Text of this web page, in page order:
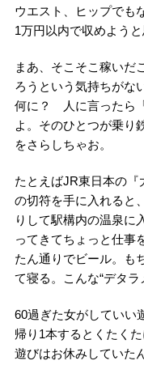
ウエスト、ヒップでも
1万円以内で収めようと
まあ、そこそこ稼いだ
ろうという気持ちがな
何に？ 人に言ったら
よ。そのひとつが乗り
をさらしちゃお。
たとえばJR東日本の『
の切符を手に入れると
りして駅構内の温泉に
ってきてちょっと仕事
たん通りでビール。も
て寝る。こんな“デタラ
60過ぎた女がしていい
帰り1本するとくたく
遊びはお休みしていた